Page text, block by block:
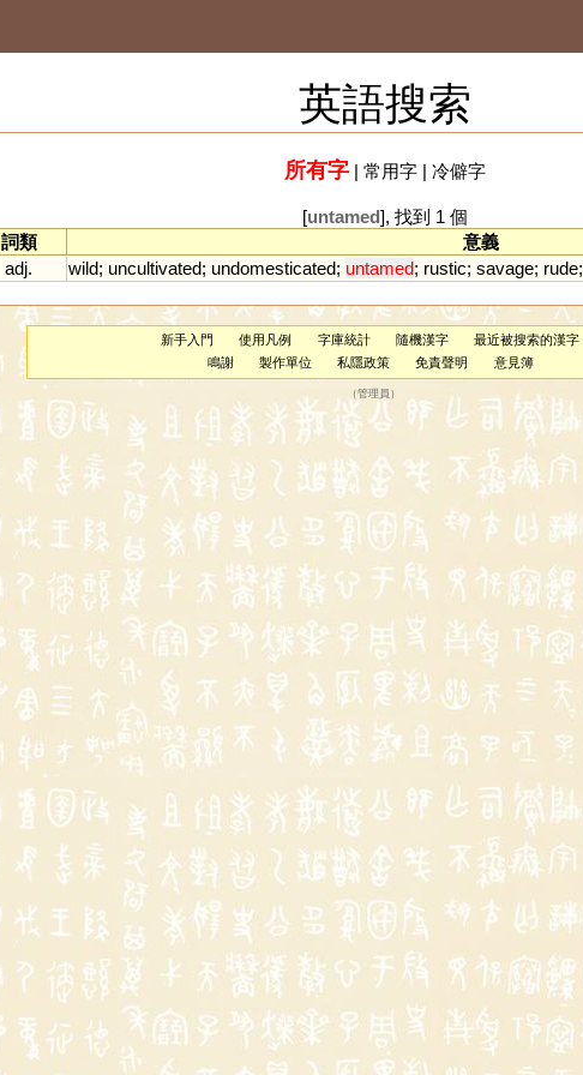
英語搜索
所有字| 常用字| 冷僻字
[untamed], 找到 1 個
詞類
意義
adj. wild; uncultivated; undomesticated; untamed; rustic; savage; rude;
新手入門 使用凡例 字庫統計 隨機漢字
最近被搜索的漢字
鳴謝
製作單位 私隱政策 免責聲明 意見簿
（管理員 ）